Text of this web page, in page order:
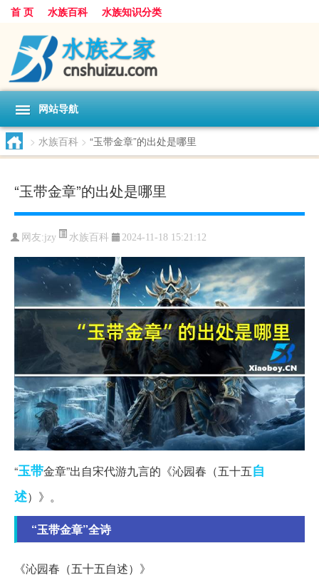
首 页 水族百科 水族知识分类
网站导航
> 水族百科 > “玉带金章”的出处是哪里
“玉带金章”的出处是哪里
网友:jzy 水族百科 2024-11-18 15:21:12
“玉带金章”出自宋代游九言的《沁园春（五十五自
述）》。
“玉带金章”全诗
《沁园春（五十五自述）》